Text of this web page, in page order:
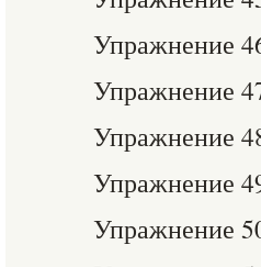
Упражнение
Упражнение
Упражнение
Упражнение
Упражнение